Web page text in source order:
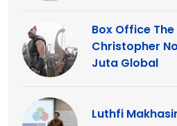
Box Office
Christopher
Juta Global
Luthfi